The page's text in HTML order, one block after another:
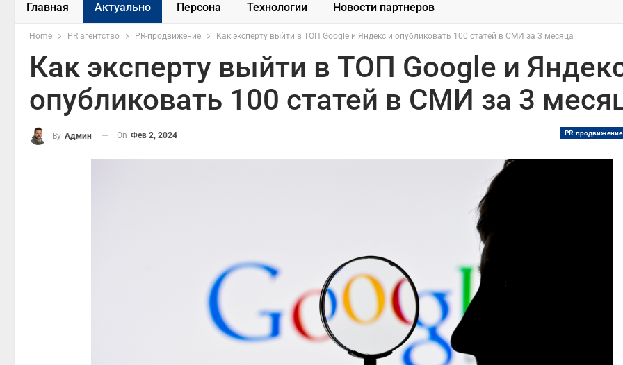
Главная Актуально Персона Технологии Новости партнеров
Home PR агентство PR-продвижение Как эксперту выйти в ТОП Google и Яндекс и опубликовать 100 статей в СМИ за 3 месяца
Как эксперту выйти в ТОП Google и
опубликовать 100 статей в СМИ за 3
PR-продвижение
By Админ On Фев 2, 2024